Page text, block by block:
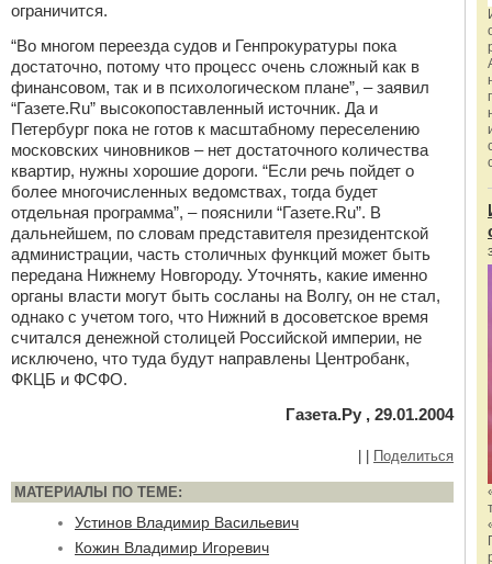
ограничится.
“Во многом переезда судов и Генпрокуратуры пока
достаточно, потому что процесс очень сложный как в
финансовом, так и в психологическом плане”, – заявил
“Газете.Ru” высокопоставленный источник. Да и
Петербург пока не готов к масштабному переселению
московских чиновников – нет достаточного количества
квартир, нужны хорошие дороги. “Если речь пойдет о
более многочисленных ведомствах, тогда будет
отдельная программа”, – пояснили “Газете.Ru”. В
дальнейшем, по словам представителя президентской
администрации, часть столичных функций может быть
передана Нижнему Новгороду. Уточнять, какие именно
органы власти могут быть сосланы на Волгу, он не стал,
однако с учетом того, что Нижний в досоветское время
считался денежной столицей Российской империи, не
исключено, что туда будут направлены Центробанк,
ФКЦБ и ФСФО.
Газета.Ру , 29.01.2004
Поделиться
МАТЕРИАЛЫ ПО ТЕМЕ:
Устинов Владимир Васильевич
Кожин Владимир Игоревич